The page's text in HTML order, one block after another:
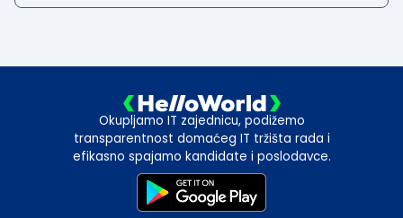
Okupljamo IT zajednicu, podižemo
transparentnost domaćeg IT tržišta rada i
efikasno spajamo kandidate i poslodavce.